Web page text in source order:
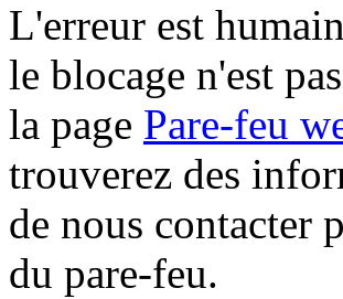
L'erreur est
le blocage n'est
la page Pare-feu
trouverez des
de nous contacter
du pare-feu.